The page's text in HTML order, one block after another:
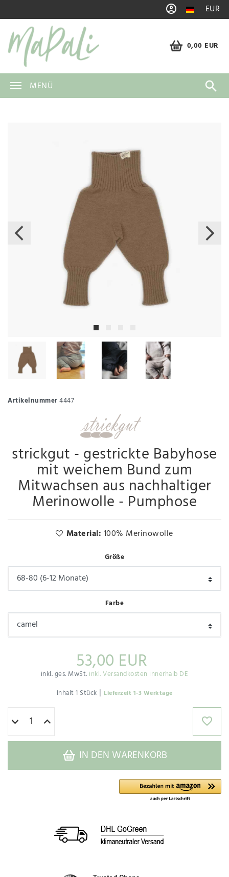
EUR
0,00 EUR
MENÜ
Artikelnummer4447
strickgut - gestrickte Babyhose
mit weichem Bund zum
Mitwachsen aus nachhaltiger
Merinowolle - Pumphose
Material: 100% Merinowolle
Größe
Farbe
53,00 EUR
inkl. ges. MwSt. inkl. Versandkosten innerhalb DE
Inhalt1 Stück | Lieferzeit 1-3 Werktage
IN DEN WARENKORB